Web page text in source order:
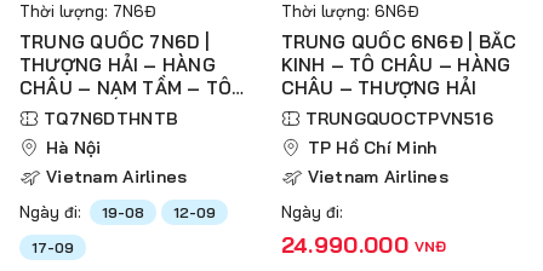
Thời lượng: 7N6Đ
TRUNG QUỐC 7N6D |
THƯỢNG HẢI – HÀNG
CHÂU – NAM TẦM – TÔ
CHÂU – BẮC KINH
TQ7N6DTHNTB
Hà Nội
Vietnam Airlines
Ngày đi: 19-08
12-09
17-09
Thời lượng: 6N6Đ
TRUNG QUỐC 6N6Đ | BẮC
KINH – TÔ CHÂU – HÀNG
CHÂU – THƯỢNG HẢI
TRUNGQUOCTPVN516
TP Hồ Chí Minh
Vietnam Airlines
Ngày đi:
24.990.000 VNĐ